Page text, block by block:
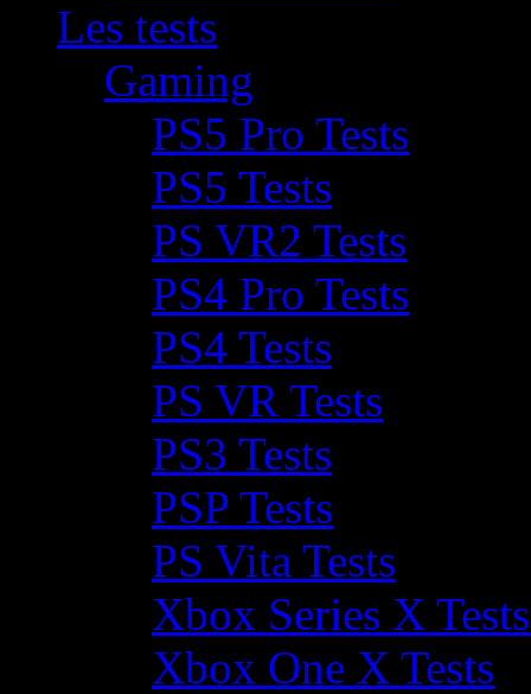
Les tests
Gaming
PS5 Pro Tests
PS5 Tests
PS VR2 Tests
PS4 Pro Tests
PS4 Tests
PS VR Tests
PS3 Tests
PSP Tests
PS Vita Tests
Xbox Series X Tests
Xbox One X Tests